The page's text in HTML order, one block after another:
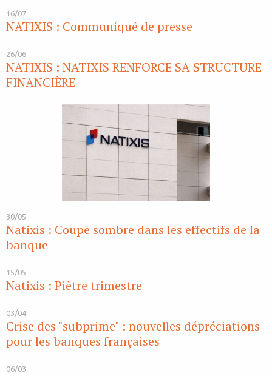
16/07
NATIXIS : Communiqué de presse
26/06
NATIXIS : NATIXIS RENFORCE SA STRUCTURE
FINANCIÈRE
30/05
Natixis : Coupe sombre dans les effectifs de la
banque
15/05
Natixis : Piètre trimestre
03/04
Crise des "subprime" : nouvelles dépréciations
pour les banques françaises
06/03